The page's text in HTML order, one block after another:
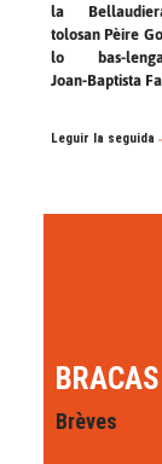
la
tolosan Pèire
lo bas-
Joan-Baptista
Leguir la seguida
BRACAS
Brèves